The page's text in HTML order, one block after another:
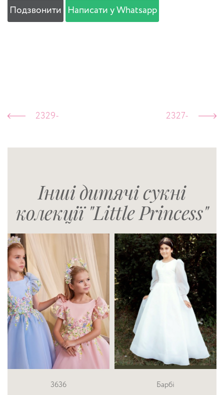
Подзвонити Написати у Whatsapp
2329- 2327-
Інші дитячі сукні
колекції "Little Princess"
Барбі 3632